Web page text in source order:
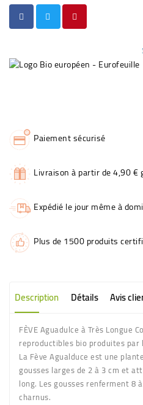
Paiement sécurisé
Livraison à partir de 4,90
Expédié le jour même à
Plus de 1500 produits
Description Détails Avis
FÈVE Aguadulce à Très Longue
reproductibles bio produites
La Fève Agualduce est une
gousses larges de 2 à 3 cm et
long. Les gousses renferment 8
charnus.